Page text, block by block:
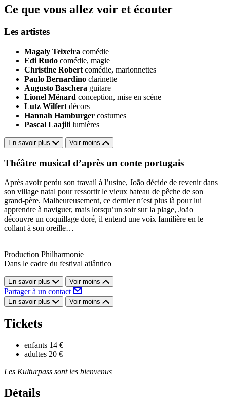
Ce que vous allez voir et écouter
Les artistes
Magaly Teixeira comédie
Edi Rudo comédie, magie
Christine Robert comédie, marionnettes
Paulo Bernardino clarinette
Augusto Baschera guitare
Lionel Ménard conception, mise en scène
Lutz Wilfert décors
Hannah Hamburger costumes
Pascal Laajili lumières
En savoir plus Voir moins
Théâtre musical d’après un conte portugais
Après avoir perdu son travail à l’usine, João décide de revenir dans
son village natal pour ressortir le vieux bateau de pêche de son
grand-père. Malheureusement, ce dernier n’est plus là pour lui
apprendre à naviguer, mais lorsqu’un soir sur la plage, João
découvre un coquillage doré, il entend une voix familière en le
collant à son oreille…
Production Philharmonie
Dans le cadre du festival atlântico
En savoir plus Voir moins
Partager à un contact
En savoir plus Voir moins
Tickets
enfants 14 €
adultes 20 €
Les Kulturpass sont les bienvenus
Détails